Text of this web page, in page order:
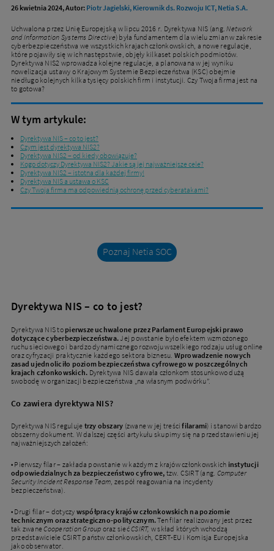
26 kwietnia 2024, Autor: Piotr Jagielski, Kierownik ds. Rozwoju ICT, Netia S.A.
Uchwalona przez Unię Europejską w lipcu 2016 r. Dyrektywa NIS (ang.Network
and Information Systems Directive) była fundamentem dla wielu zmian w zakresie
cyberbezpieczeństwa we wszystkich krajach członkowskich, a nowe regulacje,
które pojawiły się w ich następstwie, objęły kilkaset polskich podmiotów.
Dyrektywa NIS2 wprowadza kolejne regulacje, a planowana w jej wyniku
nowelizacja ustawy o Krajowym Systemie Bezpieczeństwa (KSC) obejmie
niedługo kolejnych kilka tysięcy polskich firm i instytucji. Czy Twoja firma jest na
to gotowa?
W tym artykule:
Dyrektywa NIS – co to jest?
Czym jest dyrektywa NIS2?
Dyrektywa NIS2 – od kiedy obowiązuje?
Kogo dotyczy Dyrektywa NIS2? Jakie są jej najważniejsze cele?
Dyrektywa NIS2 – istotna dla każdej firmy!
Dyrektywa NIS a ustawa o KSC
Czy Twoja firma ma odpowiednią ochronę przed cyberatakami?
Poznaj Netia SOC
Dyrektywa NIS – co to jest?
Dyrektywa NIS to pierwsze uchwalone przez Parlament Europejski prawo
dotyczące cyberbezpieczeństwa.Jej powstanie było efektem wzmożonego
ruchu sieciowego i bardzo dynamicznego rozwoju wszelkiego rodzaju usług online
oraz cyfryzacji praktycznie każdego sektora biznesu. Wprowadzenie nowych
zasad ujednoliciło poziom bezpieczeństwa cyfrowego w poszczególnych
krajach członkowskich. Dyrektywa NIS dawała członkom stosunkowo dużą
swobodę w organizacji bezpieczeństwa „na własnym podwórku”.
Co zawiera dyrektywa NIS?
Dyrektywa NIS reguluje trzy obszary (zwane w jej treścifilarami) i stanowi bardzo
obszerny dokument. W dalszej części artykułu skupimy się na przedstawieniu jej
najważniejszych założeń:
• Pierwszy filar – zakłada powstanie w każdym z krajów członkowskich instytucji
odpowiedzialnych za bezpieczeństwo cyfrowe, tzw. CSIRT (ang. Computer
Security Incident Response Team , zespół reagowania na incydenty
bezpieczeństwa).
• Drugi filar – dotyczy współpracy krajów członkowskich na poziomie
technicznym oraz strategiczno-politycznym.Ten filar realizowany jest przez
tak zwaneCooperation Group oraz siećCSIRT, w skład których wchodzą
przedstawiciele CSIRT państw członkowskich, CERT-EU i Komisja Europejska
jako obserwator.